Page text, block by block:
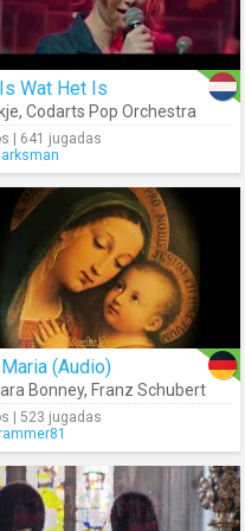
Wat Het Is
, Codarts Pop Orchestra
| 641 jugadas
(Audio)
Bonney, Franz Schubert
| 523 jugadas